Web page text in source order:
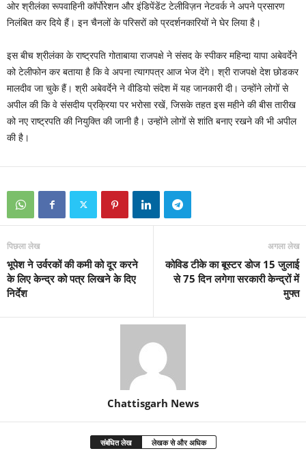
ओर श्रीलंका रूपवाहिनी कॉर्पोरेशन और इंडिपेंडेंट टेलीविज़न नेटवर्क ने अपने प्रसारण
निलंबित कर दिये हैं। इन चैनलों के परिसरों को प्रदर्शनकारियों ने घेर लिया है।
इस बीच श्रीलंका के राष्‍ट्रपति गोताबाया राजपक्षे ने संसद के स्‍पीकर महिन्‍दा यापा अबेवर्देने
को टेलीफोन कर बताया है कि वे अपना त्‍यागपत्र आज भेज देंगे। श्री राजपक्षे देश छोडकर
मालदीव जा चुके हैं। श्री अबेवर्देने ने वीडियो संदेश में यह जानकारी दी। उन्‍होंने लोगों से
अपील की कि वे संसदीय प्रक्रिया पर भरोसा रखें, जिसके तहत इस महीने की बीस तारीख
को नए राष्‍ट्रपति की नियुक्‍ति की जानी है। उन्‍होंने लोगों से शांति बनाए रखने की भी अपील
की है।
पिछला लेख
भूपेश ने उर्वरकों की कमी को दूर करने
के लिए केन्द्र को पत्र लिखने के दिए
निर्देश
अगला लेख
कोविड टीके का बूस्टर डोज 15 जुलाई
से 75 दिन लगेगा सरकारी केन्द्रों में
मुफ्त
Chattisgarh News
संबंधित लेख लेखक से और अधिक